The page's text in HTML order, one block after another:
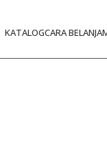
KATALOGCARA BELANJA